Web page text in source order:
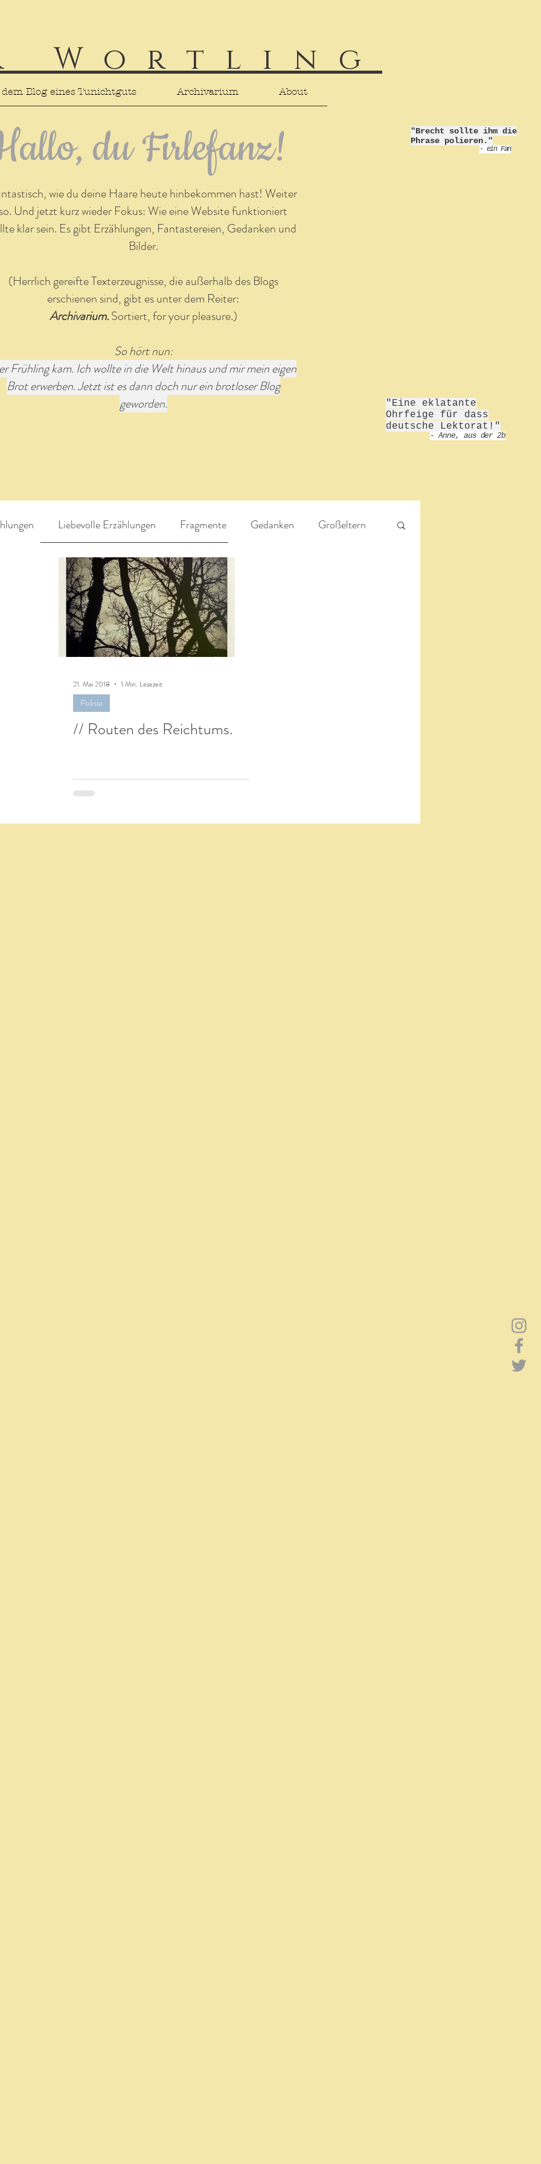
Wortling
du Firlefanz!
wie du deine Haare heute hinbekommen hast! Weiter
so. Und jetzt kurz wieder Fokus: Wie eine Website funktioniert
klar sein. Es gibt Erzählungen, Fantastereien, Gedanken und
Bilder.
(Herrlich gereifte Texterzeugnisse, die außerhalb des Blogs
erschienen sind, gibt es unter dem Reiter:
Archivarium.Sortiert, for your pleasure.)
So hört nun:
Frühling kam. Ich wollte in die Welt hinaus und mir mein eigen
Brot erwerben. Jetzt ist es dann doch nur ein brotloser Blog
geworden.
"Brecht sollte ihm die
Phrase polieren."
-ein Fan
"Eine eklatante
Ohrfeige für dass
deutsche Lektorat!"
- Anne, aus der 2b
Liebevolle Erzählungen Fragmente Gedanken Großeltern
Weddingweiser
21. Mai 2018 1 Min. Lesezeit
Poésie
// Routen des Reichtums.
dem Blog eines Tunichtguts Archivarium About